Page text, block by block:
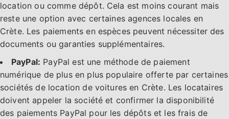
location ou comme dépôt. Cela est moins courant mais
reste une option avec certaines agences locales en
Crète. Les paiements en espèces peuvent nécessiter des
documents ou garanties supplémentaires.
PayPal: PayPal est une méthode de paiement
numérique de plus en plus populaire offerte par certaines
sociétés de location de voitures en Crète. Les locataires
doivent appeler la société et confirmer la disponibilité
des paiements PayPal pour les dépôts et les frais de